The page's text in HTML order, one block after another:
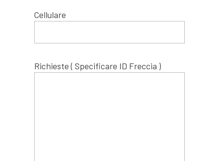
Cellulare
Richieste ( Specificare ID Freccia )